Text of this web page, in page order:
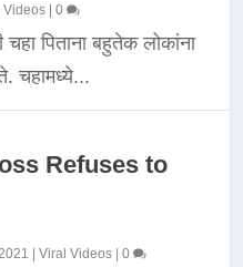
Videos |0
पिताना बहुतेक लोकांना
चहामध्ये...
Refuses to
|Viral Videos |0